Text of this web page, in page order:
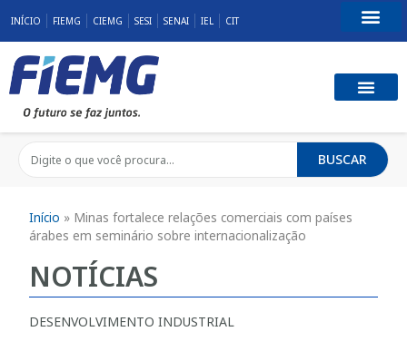
INÍCIO FIEMG CIEMG SESI SENAI IEL CIT
BUSCAR
Início » Minas fortalece relações comerciais com países
árabes em seminário sobre internacionalização
NOTÍCIAS
DESENVOLVIMENTO INDUSTRIAL